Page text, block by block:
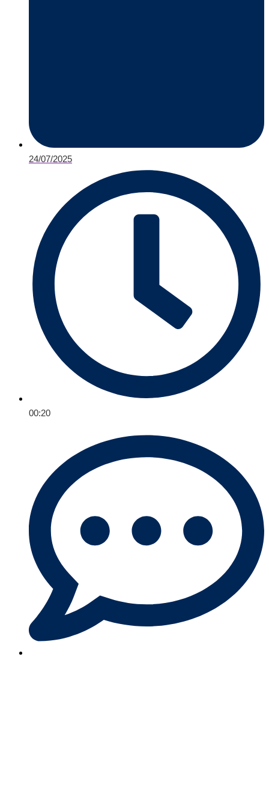
24/07/2025
00:20